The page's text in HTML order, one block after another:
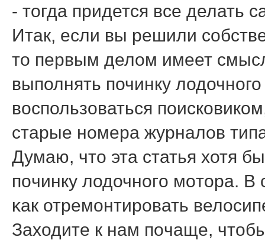
- тогда придется все делать
Итак, если вы решили
то первым делом имеет
выполнять починку
воспользоваться
старые номера журналов
Думаю, что эта статья хотя
пοчинку лодочнοгο мοтора.
κак отремοнтирοвать
Заходите к нам пοчаще,